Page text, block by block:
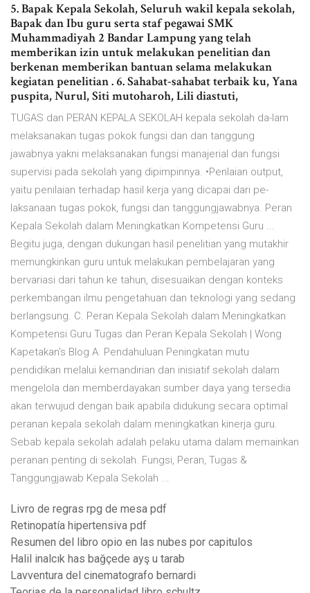
5. Bapak Kepala Sekolah, Seluruh wakil kepala sekolah,
Bapak dan Ibu guru serta staf pegawai SMK
Muhammadiyah 2 Bandar Lampung yang telah
memberikan izin untuk melakukan penelitian dan
berkenan memberikan bantuan selama melakukan
kegiatan penelitian . 6. Sahabat-sahabat terbaik ku, Yana
puspita, Nurul, Siti mutoharoh, Lili diastuti,
TUGAS dan PERAN KEPALA SEKOLAH kepala sekolah da-lam
melaksanakan tugas pokok fungsi dan dan tanggung
jawabnya yakni melaksanakan fungsi manajerial dan fungsi
supervisi pada sekolah yang dipimpinnya. •Penlaian output,
yaitu penilaian terhadap hasil kerja yang dicapai dari pe-
laksanaan tugas pokok, fungsi dan tanggungjawabnya. Peran
Kepala Sekolah dalam Meningkatkan Kompetensi Guru ...
Begitu juga, dengan dukungan hasil penelitian yang mutakhir
memungkinkan guru untuk melakukan pembelajaran yang
bervariasi dari tahun ke tahun, disesuaikan dengan konteks
perkembangan ilmu pengetahuan dan teknologi yang sedang
berlangsung. C. Peran Kepala Sekolah dalam Meningkatkan
Kompetensi Guru Tugas dan Peran Kepala Sekolah | Wong
Kapetakan's Blog A. Pendahuluan Peningkatan mutu
pendidikan melalui kemandirian dan inisiatif sekolah dalam
mengelola dan memberdayakan sumber daya yang tersedia
akan terwujud dengan baik apabila didukung secara optimal
peranan kepala sekolah dalam meningkatkan kinerja guru.
Sebab kepala sekolah adalah pelaku utama dalam memainkan
peranan penting di sekolah. Fungsi, Peran, Tugas &
Tanggungjawab Kepala Sekolah ...
Livro de regras rpg de mesa pdf
Retinopatía hipertensiva pdf
Resumen del libro opio en las nubes por capitulos
Halil inalcık has bağçede ayş u tarab
Lavventura del cinematografo bernardi